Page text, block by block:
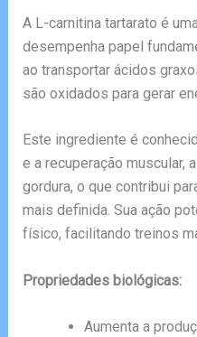
A L-carnitina tartarato é
desempenha papel
ao transportar ácidos
são oxidados para gerar
Este ingrediente é
e a recuperação muscular,
gordura, o que contribui
mais definida. Sua ação
físico, facilitando treinos
Propriedades biológicas:
Aumenta a